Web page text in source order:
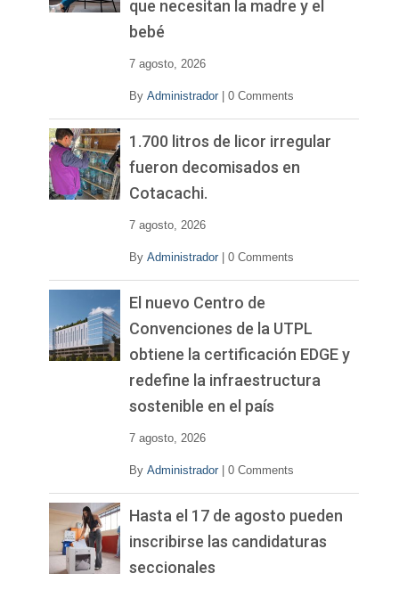
que necesitan la madre y el
bebé
7 agosto, 2026
By Administrador 0 Comments
1.700 litros de licor irregular
fueron decomisados en
Cotacachi.
7 agosto, 2026
By Administrador 0 Comments
El nuevo Centro de
Convenciones de la UTPL
obtiene la certificación EDGE y
redefine la infraestructura
sostenible en el país
7 agosto, 2026
By Administrador 0 Comments
Hasta el 17 de agosto pueden
inscribirse las candidaturas
seccionales